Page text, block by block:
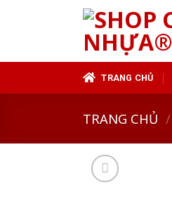
TRANG CHỦ
TRANG CHỦ /